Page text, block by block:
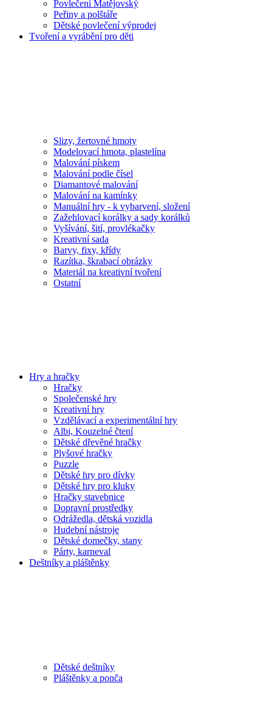
Povlečení Matějovský
Peřiny a polštáře
Dětské povlečení výprodej
Tvoření a vyrábění pro děti
Slizy, žertovné hmoty
Modelovací hmota, plastelína
Malování pískem
Malování podle čísel
Diamantové malování
Malování na kamínky
Manuální hry - k vybarvení, složení
Zažehlovací korálky a sady korálků
Vyšívání, šití, provlékačky
Kreativní sada
Barvy, fixy, křídy
Razítka, škrabací obrázky
Materiál na kreativní tvoření
Ostatní
Hry a hračky
Hračky
Společenské hry
Kreativní hry
Vzdělávací a experimentální hry
Albi, Kouzelné čtení
Dětské dřevěné hračky
Plyšové hračky
Puzzle
Dětské hry pro dívky
Dětské hry pro kluky
Hračky stavebnice
Dopravní prostředky
Odrážedla, dětská vozidla
Hudební nástroje
Dětské domečky, stany
Párty, karneval
Deštníky a pláštěnky
Dětské deštníky
Pláštěnky a ponča